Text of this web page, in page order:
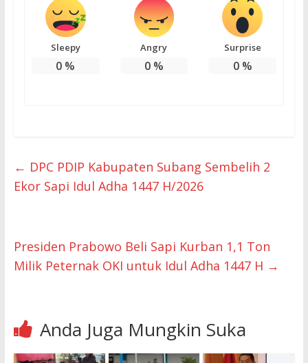
Sleepy
0 %
Angry
0%
Surprise
0%
← DPC PDIP Kabupaten Subang Sembelih 2
Ekor Sapi Idul Adha 1447 H/2026
Presiden Prabowo Beli Sapi Kurban 1,1 Ton
Milik Peternak OKI untuk Idul Adha 1447 H →
Anda Juga Mungkin Suka